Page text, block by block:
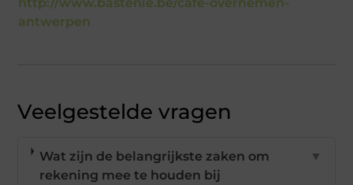
antwerpen
Veelgestelde vragen
Wat zijn de belangrijkste zaken om
rekening mee te houden bij
▼